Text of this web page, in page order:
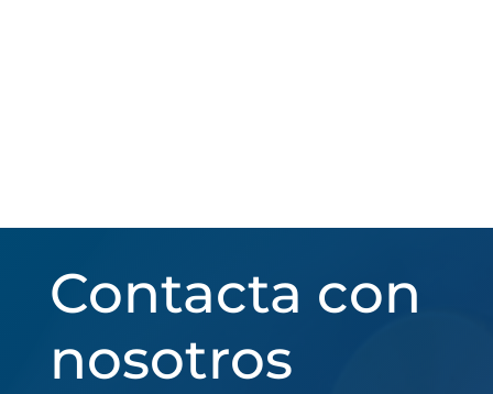
Contacta con
nosotros